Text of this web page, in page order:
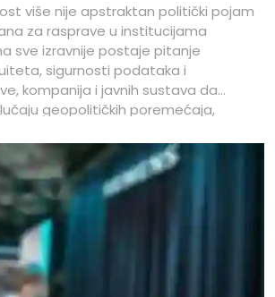
više nije apstraktan politički pojam
za rasprave u institucijama
sve izravnije postaje pitanje
sigurnosti podataka i
kompanija i javnih sustava da
geopolitičkih poremećaja,